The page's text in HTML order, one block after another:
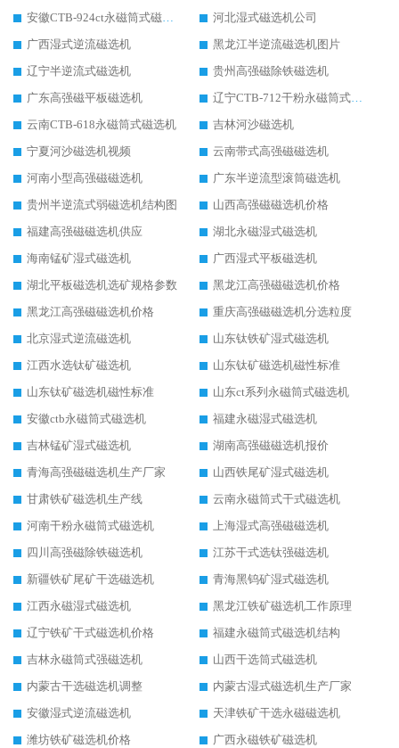
安徽CTB-924ct永磁筒式磁选机
河北湿式磁选机公司
广西湿式逆流磁选机
黑龙江半逆流磁选机图片
辽宁半逆流式磁选机
贵州高强磁除铁磁选机
广东高强磁平板磁选机
辽宁CTB-712干粉永磁筒式磁选机
云南CTB-618永磁筒式磁选机
吉林河沙磁选机
宁夏河沙磁选机视频
云南带式高强磁磁选机
河南小型高强磁磁选机
广东半逆流型滚筒磁选机
贵州半逆流式弱磁选机结构图
山西高强磁磁选机价格
福建高强磁磁选机供应
湖北永磁湿式磁选机
海南锰矿湿式磁选机
广西湿式平板磁选机
湖北平板磁选机选矿规格参数
黑龙江高强磁磁选机价格
黑龙江高强磁磁选机价格
重庆高强磁磁选机分选粒度
北京湿式逆流磁选机
山东钛铁矿湿式磁选机
江西水选钛矿磁选机
山东钛矿磁选机磁性标准
山东钛矿磁选机磁性标准
山东ct系列永磁筒式磁选机
安徽ctb永磁筒式磁选机
福建永磁湿式磁选机
吉林锰矿湿式磁选机
湖南高强磁磁选机报价
青海高强磁磁选机生产厂家
山西铁尾矿湿式磁选机
甘肃铁矿磁选机生产线
云南永磁筒式干式磁选机
河南干粉永磁筒式磁选机
上海湿式高强磁磁选机
四川高强磁除铁磁选机
江苏干式选钛强磁选机
新疆铁矿尾矿干选磁选机
青海黑钨矿湿式磁选机
江西永磁湿式磁选机
黑龙江铁矿磁选机工作原理
辽宁铁矿干式磁选机价格
福建永磁筒式磁选机结构
吉林永磁筒式强磁选机
山西干选筒式磁选机
内蒙古干选磁选机调整
内蒙古湿式磁选机生产厂家
安徽湿式逆流磁选机
天津铁矿干选永磁磁选机
潍坊铁矿磁选机价格
广西永磁铁矿磁选机